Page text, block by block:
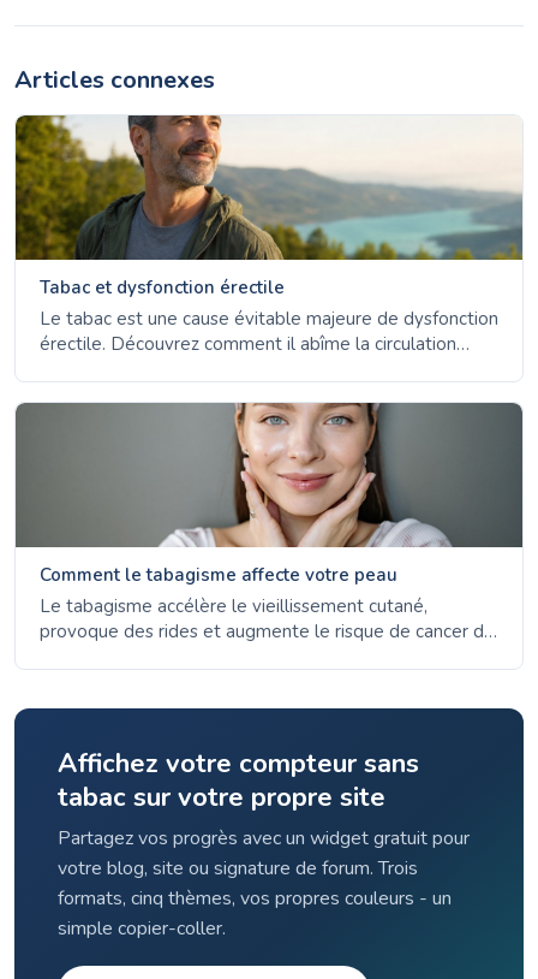
Articles connexes
Tabac et dysfonction érectile
Le tabac est une cause évitable majeure de dysfonction
érectile. Découvrez comment il abîme la circulation
Comment le tabagisme affecte votre peau
Le tabagisme accélère le vieillissement cutané,
provoque des rides et augmente le risque de cancer de
récupérer après l'arrêt.
Affichez votre compteur sans
tabac sur votre propre site
Partagez vos progrès avec un widget gratuit pour
votre blog, site ou signature de forum. Trois
formats, cinq thèmes, vos propres couleurs - un
simple copier-coller.